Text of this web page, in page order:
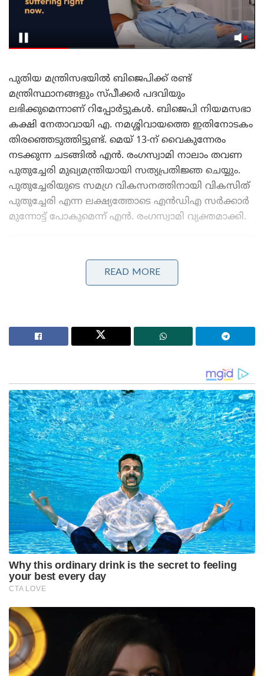
പുതിയ മന്ത്രിസഭയിൽ ബിജെപിക്ക് രണ്ട്
മന്ത്രിസ്ഥാനങ്ങളും സ്പീക്കർ പദവിയും
ലഭിക്കുമെന്നാണ് റിപ്പോർട്ടുകൾ. ബിജെപി നിയമസഭാ
കക്ഷി നേതാവായി എ. നമശ്ശിവായത്തെ ഇതിനോടകം
തിരഞ്ഞെടുത്തിട്ടുണ്ട്. മെയ് 13-ന് വൈകുന്നേരം
നടക്കുന്ന ചടങ്ങിൽ എൻ. രംഗസ്വാമി നാലാം തവണ
പുതുച്ചേരി മുഖ്യമന്ത്രിയായി സത്യപ്രതിജ്ഞ ചെയ്യും.
പുതുച്ചേരിയുടെ സമഗ്ര വികസനത്തിനായി വികസിത്
പുതുച്ചേരി എന്ന ലക്ഷ്യത്തോടെ എൻഡിഎ സർക്കാർ
മുന്നോട്ട് പോകുമെന്ന് എൻ. രംഗസ്വാമി വ്യക്തമാക്കി.
നിർദേശം!
30 അംഗ നിയമസഭയിൽ 18 സീറ്റുകൾ നേടിയാണ്
എൻഡിഎ സഖ്യം അധികാരം നിലനിർത്തിയത്.
കേവല ഭൂരിപക്ഷത്തിന് 16 സീറ്റുകളാണ്
വേണ്ടിയിരുന്നത്. എൻ. രംഗസ്വാമിയുടെ
എഐഎൻആർസി 12 സീറ്റുകൾ നേടി ഏറ്റവും വലിയ
ഒറ്റകക്ഷിയായി. സഖ്യകക്ഷിയായ ബിജെപി 4
സീറ്റുകളും, എഐഎഡിഎംകെ, എൽജെകെ
എന്നിവർ ഓരോ സീറ്റ് വീതവും നേടി. പ്രതിപക്ഷ
നിരയിൽ ഡിഎംകെ 5 സീറ്റിലും കോൺഗ്രസ് ഒരു
സീറ്റിലും ഒതുങ്ങി. നടൻ വിജയ്‍യുടെ തമിഴക വെട്രി
കഴകം രണ്ട് സീറ്റുകൾ നേടി പുതുച്ചേരി
രാഷ്ട്രീയത്തിൽ സാന്നിധ്യമറിയിച്ചു.
Tags: NDA Puducherry n rangaswami
READ MORE